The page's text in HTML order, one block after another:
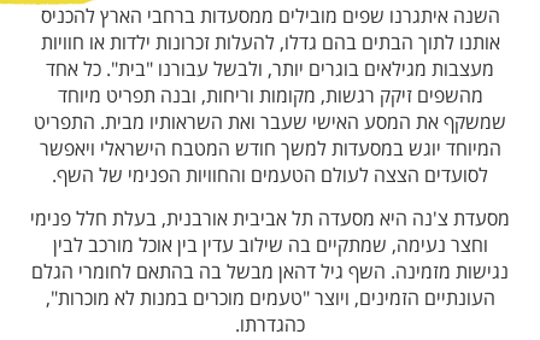
השנה איתגרנו שפים מובילים ממסעדות ברחבי הארץ להכניס
אותנו לתוך הבתים בהם גדלו, להעלות זכרונות ילדות או חוויות
מעצבות מגילאים בוגרים יותר, ולבשל עבורנו "בית". כל אחד
מהשפים זיקק רגשות, מקומות וריחות, ובנה תפריט מיוחד
שמשקף את המסע האישי שעבר ואת השראותיו מבית. התפריט
המיוחד יוגש במסעדות למשך חודש המטבח הישראלי ויאפשר
לסועדים הצצה לעולם הטעמים והחוויות הפנימי של השף.
מסעדת צ'נה היא מסעדה תל אביבית אורבנית, בעלת חלל פנימי
וחצר נעימה, שמתקיים בה שילוב עדין בין אוכל מורכב לבין
נגישות מזמינה. השף גיל דהאן מבשל בה בהתאם לחומרי הגלם
העונתיים הזמינים, ויוצר "טעמים מוכרים במנות לא מוכרות",
כהגדרתו.